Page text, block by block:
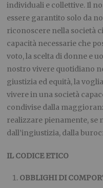
individuali e collettive. Il
essere garantito solo da
riconoscere nella società
capacità necessarie che
voto, la scelta di donne e
nostro vivere quotidiano
giustizia ed equità, la
vivere in una società
condivise dalla
realizzare pienamente,
dall’ingiustizia, dalla
IL CODICE ETICO
OBBLIGHI DI